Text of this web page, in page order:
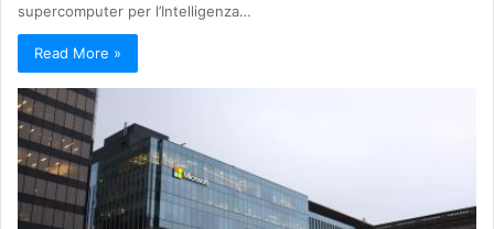
supercomputer per l’Intelligenza…
Read More »